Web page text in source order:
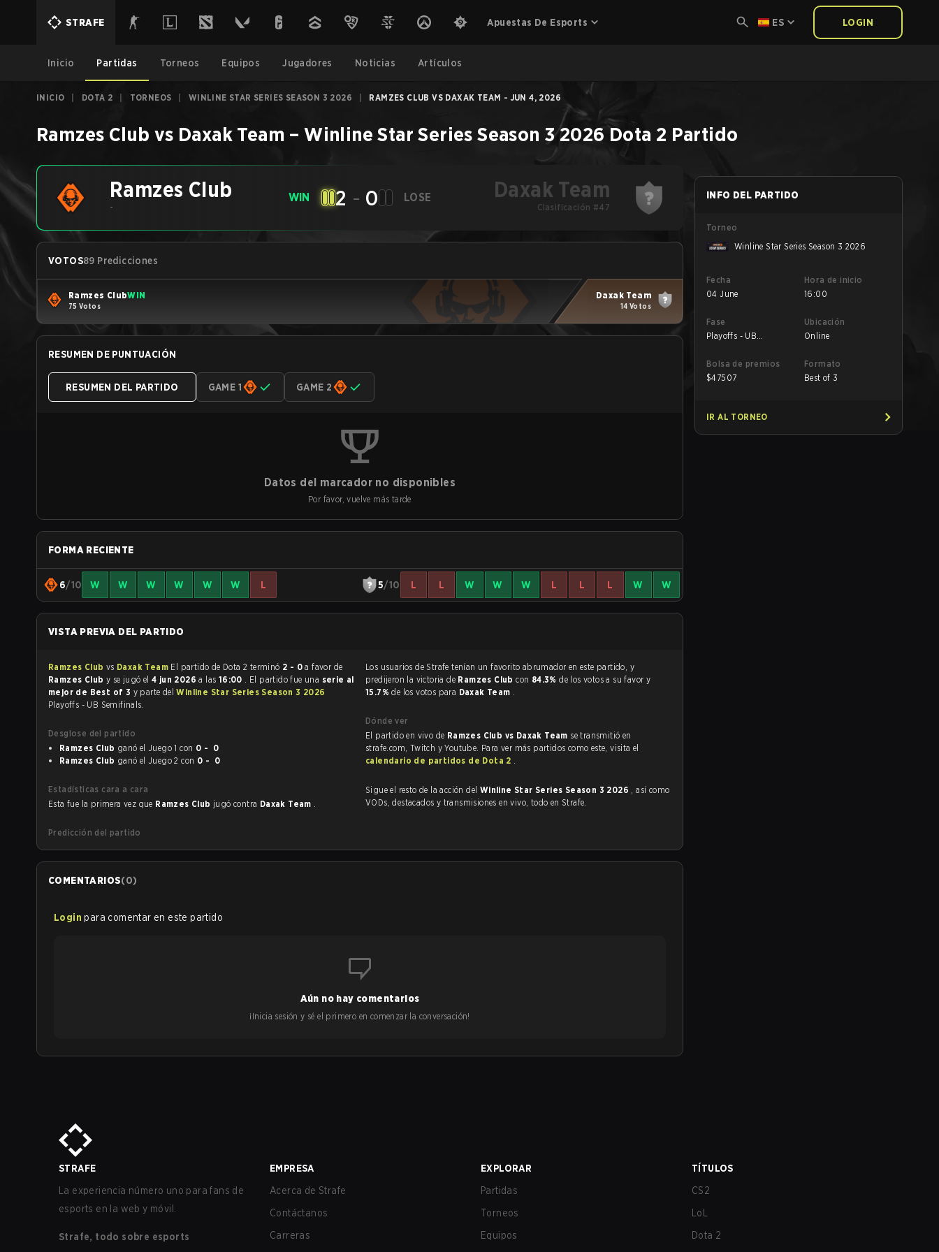
STRAFE Apuestas De Esports ES LOGIN
Inicio Partidas Torneos Equipos Jugadores Noticias Artículos
INICIO DOTA 2 TORNEOS WINLINE STAR SERIES SEASON 3 2026 RAMZES CLUB VS DAXAK TEAM - JUN 4, 2026
Ramzes Club vs Daxak Team –Winline Star Series Season 3 2026 Dota 2 Partido
Ramzes Club
-
WIN 2 - 0 LOSE Daxak Team
Clasificación #47
VOTOS89 Predicciones
Ramzes ClubWIN
75 Votos
Daxak Team
14 Votos
RESUMEN DE PUNTUACIÓN
RESUMEN DEL PARTIDO GAME 1 GAME 2
Datos del marcador no disponibles
Por favor, vuelve más tarde
FORMA RECIENTE
6/10 W W W W W W L 5/10 L L W W W L L L W W
VISTA PREVIA DEL PARTIDO
Ramzes Club vs Daxak Team El partido de Dota 2 terminó 2 - 0 a favor de
Ramzes Club y se jugó el 4 jun 2026a las 16:00 . El partido fue una serie al
mejor de Best of 3 y parte delWinline Star Series Season 3 2026
Playoffs - UB Semifinals.
Desglose del partido
Ramzes Club
ganó el Juego 1 con
0 - 0
Ramzes Club
ganó el Juego 2 con 0 - 0
Estadísticas cara a cara
Esta fue la primera vez que Ramzes Club jugó contra Daxak Team .
Predicción del partido
Los usuarios de Strafe tenían un favorito abrumador en este partido, y
predijeron la victoria de Ramzes Clubcon 84.3%de los votos a su favor y
15.7%de los votos para Daxak Team .
Dónde ver
El partido en vivo de Ramzes Club vs Daxak Team se transmitió en
strafe.com, Twitch y Youtube. Para ver más partidos como este, visita el
calendario de partidos de Dota 2 .
Sigue el resto de la acción del Winline Star Series Season 3 2026 , así como
VODs, destacados y transmisiones en vivo, todo en Strafe.
COMENTARIOS(0)
Login para comentar en este partido
Aún no hay comentarios
¡Inicia sesión y sé el primero en comenzar la conversación!
INFO DEL PARTIDO
Torneo
Winline Star Series Season 3 2026
Fecha
04 June
Hora de inicio
16:00
Fase
Playoffs - UB
Ubicación
Online
Bolsa de premios
$47507
Formato
Best of 3
IR AL TORNEO
STRAFE
La experiencia número uno para fans de
esports en la web y móvil.
Strafe, todo sobre esports
EMPRESA
Acerca de Strafe
Contáctanos
Carreras
EXPLORAR
Partidas
Torneos
Equipos
TÍTULOS
CS2
LoL
Dota 2